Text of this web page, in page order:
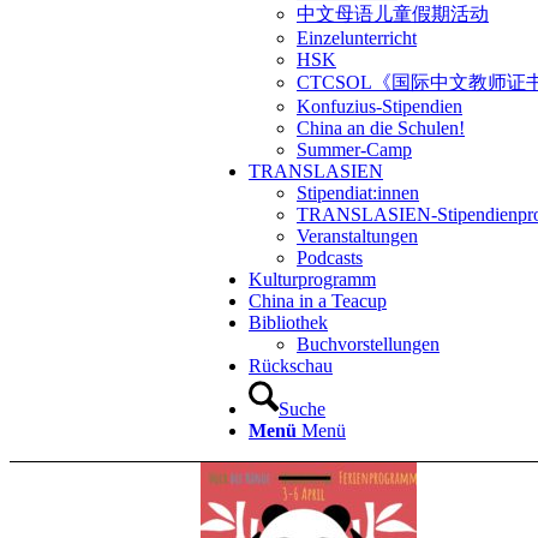
中文母语儿童假期活动
Einzelunterricht
HSK
CTCSOL《国际中文教师证
Konfuzius-Stipendien
China an die Schulen!
Summer-Camp
TRANSLASIEN
Stipendiat:innen
TRANSLASIEN-
Veranstaltungen
Podcasts
Kulturprogramm
China in a Teacup
Bibliothek
Buchvorstellungen
Rückschau
Suche
Menü Menü